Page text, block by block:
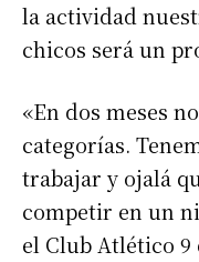
la actividad
chicos será un
«En dos meses
categorías.
trabajar y ojalá
competir en un
el Club Atlético 9